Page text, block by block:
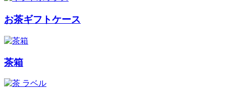
お茶ギフトケース
茶箱